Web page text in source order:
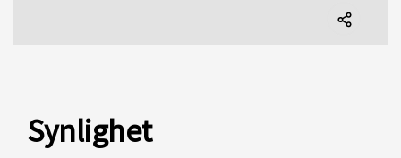
Synlighet